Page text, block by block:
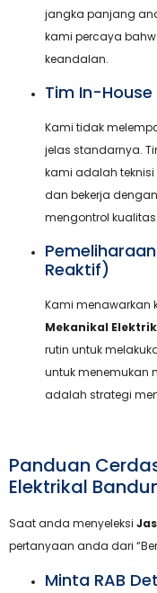
jangka panjang
kami percaya
keandalan.
Tim In-
Kami tidak
jelas standarnya.
kami adalah teknisi
dan bekerja
mengontrol
Reaktif)
Kami menawarkan
Mekanikal
rutin untuk
untuk menemukan
adalah strategi
Panduan
Elektrikal
Saat anda menyeleksi
pertanyaan anda dari
Minta RAB